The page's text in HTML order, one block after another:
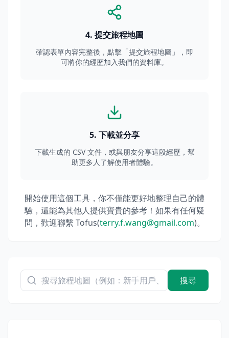
4. 提交旅程地圖
確認表單內容完整後，點擊「提交旅程地圖」，即
可將你的經歷加入我們的資料庫。
5. 下載並分享
下載生成的 CSV 文件，或與朋友分享這段經歷，幫
助更多人了解使用者體驗。
開始使用這個工具，你不僅能更好地整理自己的體
驗，還能為其他人提供寶貴的參考！如果有任何疑
問，歡迎聯繫 Tofus(terry.f.wang@gmail.com)。
搜尋